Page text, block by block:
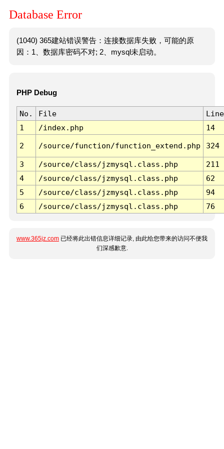
Database Error
(1040) 365建站错误警告：连接数据库失败，可能的原
因：1、数据库密码不对; 2、mysql未启动。
PHP Debug
No. File
Line
1
/index.php 14
2 /source/function/function_extend.php 324
3 /source/class/jzmysql.class.php
211
4
/source/class/jzmysql.class.php
62
5
/source/class/jzmysql.class.php
94
6
/source/class/jzmysql.class.php 76
www.365jz.com 已经将此出错信息详细记录, 由此给您带来的访问不便我
们深感歉意.